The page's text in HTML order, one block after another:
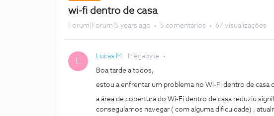
wi-fi dentro de casa
Forum|Forum|5 years ago 5 comentários 67 visualizações
L Lucas M. Megabyte
Boa tarde a todos,
estou a enfrentar um problema no Wi-Fi dentro de casa
a área de cobertura do Wi-Fi dentro de casa reduziu
conseguíamos navegar ( com alguma dificuldade) ,